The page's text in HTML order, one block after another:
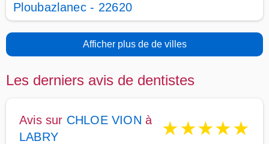
Ploubazlanec - 22620
Afficher plus de de villes
Les derniers avis de dentistes
Avis sur CHLOE VION à
LABRY
★★★★★